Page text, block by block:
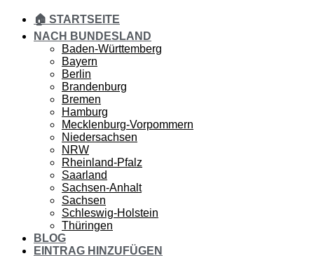
🏠 STARTSEITE
NACH BUNDESLAND
Baden-Württemberg
Bayern
Berlin
Brandenburg
Bremen
Hamburg
Mecklenburg-Vorpommern
Niedersachsen
NRW
Rheinland-Pfalz
Saarland
Sachsen-Anhalt
Sachsen
Schleswig-Holstein
Thüringen
BLOG
EINTRAG HINZUFÜGEN